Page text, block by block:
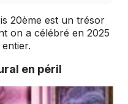
20ème est un trésor
on a célébré en 2025
en péril